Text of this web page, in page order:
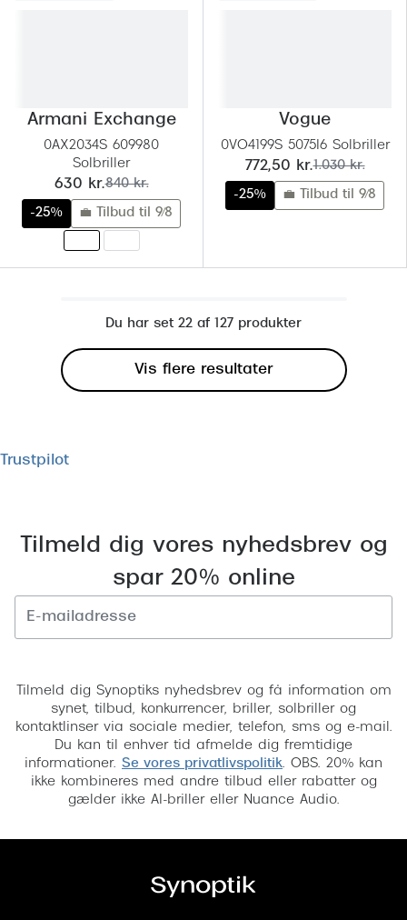
Armani Exchange
0AX2034S 609980
Solbriller
nu:
630 kr.før:
840 kr.
-25% 💼 Tilbud til 9/8
Vogue
0VO4199S 5075I6 Solbriller
nu:
772,50 kr.før:
1.030 kr.
-25% 💼 Tilbud til 9/8
Du har set 22 af 127 produkter
Vis flere resultater
Trustpilot
Tilmeld dig vores nyhedsbrev og
spar 20% online
Tilmeld dig Synoptiks nyhedsbrev og få information om
synet, tilbud, konkurrencer, briller, solbriller og
kontaktlinser via sociale medier, telefon, sms og e-mail.
Du kan til enhver tid afmelde dig fremtidige
informationer. Se vores privatlivspolitik. OBS. 20% kan
ikke kombineres med andre tilbud eller rabatter og
gælder ikke AI-briller eller Nuance Audio.